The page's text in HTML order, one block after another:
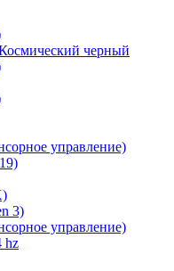
черный
управление)
3)
управление)
hz